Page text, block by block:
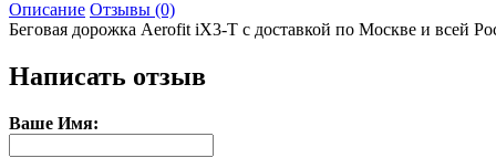
Описание Отзывы (0)
Беговая дорожка Aerofit iX3-T с доставкой по Москве и всей
Написать отзыв
Ваше Имя: